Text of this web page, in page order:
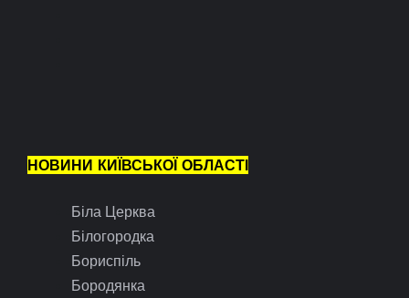
НОВИНИ КИЇВСЬКОЇ ОБЛАСТІ
Біла Церква
Білогородка
Бориспіль
Бородянка